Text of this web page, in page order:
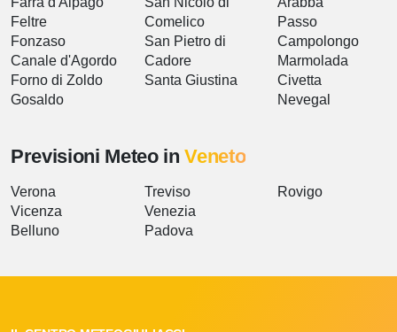
Feltre
Fonzaso
Canale d'Agordo
Forno di Zoldo
Gosaldo
Comelico
San Pietro di
Cadore
Santa Giustina
Passo
Campolongo
Marmolada
Civetta
Nevegal
Previsioni Meteo inVeneto
Verona
Vicenza
Belluno
Treviso
Venezia
Padova
Rovigo